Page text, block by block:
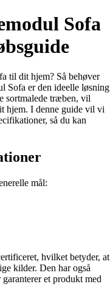
Sofa
til dit hjem? Så behøver
Sofa er den ideelle løsning
sortmalede træben, vil
hjem. I denne guide vil vi
så du kan
mål:
hvilket betyder, at
kilder. Den har også
et produkt med